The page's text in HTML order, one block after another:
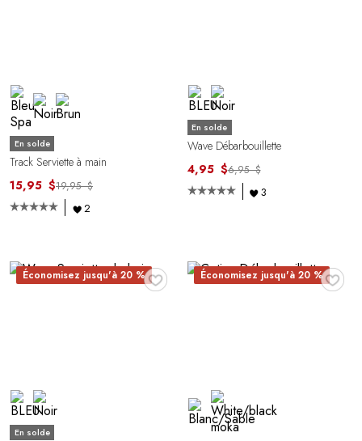
En solde
Track Serviette à main
15,95 $19,95 $
2
En solde
Wave Débarbouillette
4,95 $6,95 $
3
♥
Économisez jusqu'à 20 %
En solde
♥
Économisez jusqu'à 20 %